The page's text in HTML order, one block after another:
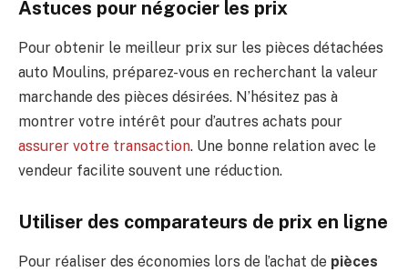
Astuces pour négocier les prix
Pour obtenir le meilleur prix sur les pièces détachées
auto Moulins, préparez-vous en recherchant la valeur
marchande des pièces désirées. N’hésitez pas à
montrer votre intérêt pour d’autres achats pour
assurer votre transaction. Une bonne relation avec le
vendeur facilite souvent une réduction.
Utiliser des comparateurs de prix en ligne
Pour réaliser des économies lors de l’achat de pièces